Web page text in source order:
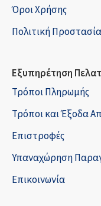
Όροι Χρήσης
Πολιτική
Εξυπηρέτηση
Τρόποι Πληρωμής
Τρόποι και Έξοδα
Επιστροφές
Υπαναχώρηση
Επικοινωνία